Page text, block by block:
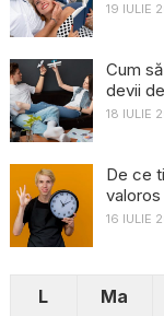
19 IULIE
Cum
devii
18 IULIE
De ce
valoros
16 IULIE
L Ma